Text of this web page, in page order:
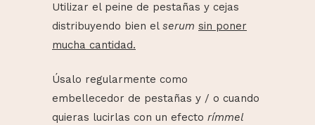
Utilizar el peine de pestañas y cejas
distribuyendo bien el serum sin poner
mucha cantidad.
Úsalo regularmente como
embellecedor de pestañas y / o cuando
quieras lucirlas con un efecto rímmel